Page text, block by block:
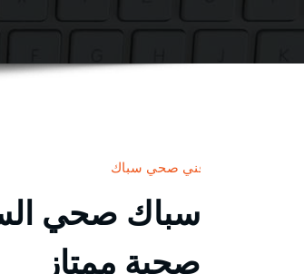
فني صحي سباك
صحية ممتاز